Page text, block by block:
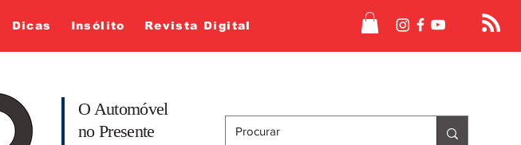
Dicas Insólito Revista Digital
O Automóvel
no Presente